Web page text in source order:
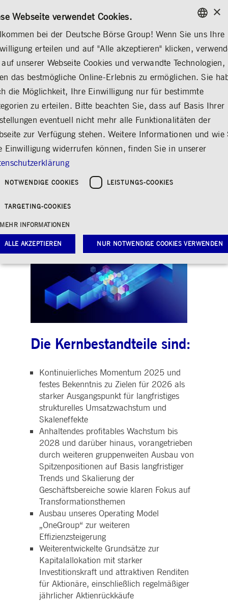
KONTAKT
Leading the
Transformation:
Strategie für
anhaltendes
Wachstum
Teilen Drucken
Erschienen am: 10.12.2025
Die Kernbestandteile sind:
Kontinuierliches Momentum 2025 und
festes Bekenntnis zu Zielen für 2026 als
starker Ausgangspunkt für langfristiges
strukturelles Umsatzwachstum und
Skaleneffekte
Anhaltendes profitables Wachstum bis
2028 und darüber hinaus, vorangetrieben
durch weiteren gruppenweiten Ausbau von
Spitzenpositionen auf Basis langfristiger
Trends und Skalierung der
Geschäftsbereiche sowie klaren Fokus auf
Transformationsthemen
Ausbau unseres Operating Model
„OneGroup“ zur weiteren
Effizienzsteigerung
Weiterentwickelte Grundsätze zur
Kapitalallokation mit starker
Investitionskraft und attraktiven Renditen
für Aktionäre, einschließlich regelmäßiger
jährlicher Aktienrückkäufe
ENGLISH
ENGLISH
×
Webseite verwendet Cookies.
bei der Deutsche Börse Group! Wenn Sie uns Ihre
erteilen und auf "Alle akzeptieren" klicken,
unserer Webseite Cookies und verwandte Technologien,
das bestmögliche Online-Erlebnis zu ermöglichen. Sie
die Möglichkeit, Ihre Einwilligung nur für bestimmte
zu erteilen. Bitte beachten Sie, dass auf Basis Ihrer
eventuell nicht mehr alle Funktionalitäten der
zur Verfügung stehen. Weitere Informationen und wie
Einwilligung widerrufen können, finden Sie in unserer
NOTWENDIGE COOKIES LEISTUNGS-COOKIES
TARGETING-COOKIES
MEHR INFORMATIONEN
ALLE AKZEPTIEREN NUR NOTWENDIGE COOKIES VERWENDEN
Notwendige Cookies Leistungs-Cookies Targeting-Cookies
Cookies ermöglichen Kernfunktionen der Website wie Benutzeranmeldung und
Ohne diese notwendigen Cookies kann die Website nicht richtig genutzt werden.
www.deutsche-
Sitzung
Dieses Cookie wird vom
Sitzung auch bei
ursprungsübergreifenden
Anfragen
www.deutsche-
boerse.com
Application Gateway
verwendet, um eine
Sitzung
Amazon.com Inc.
broadcaster.walls.io
1
Woche
Für die weitere
Unterstützung der
Klebrigkeit mit CORS-
dem Chromium-Update
erstellen wir zusätzliche
deutsche-
boerse.com
CookieScript
.deutsche-
boerse.com
1 Jahr
Dieses Cookie wird vom
Cookie-Script.com-Dienst
verwendet, um die